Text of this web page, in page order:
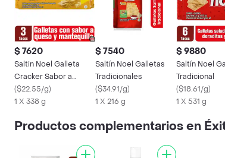
$ 7620
Saltin Noel Galleta
Cracker Sabor a
Queso y Mantequilla
($22.55/g)
1 X 338 g
$ 7540
Saltín Noel Galletas
Tradicionales
($34.91/g)
1 X 216 g
$ 9880
Saltín Noel
Tradicional
($18.61/g)
1 X 531 g
Productos complementarios en